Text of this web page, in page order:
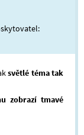
světlé téma tak
zobrazí tmavé